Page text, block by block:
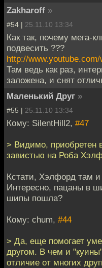
Zakharoff »
#54 | 25.11.10 13:34
Как так, почему мега-
подвесить ???
http://
Там ведь как раз,
заложена, и снят
Маленький Друг »
#55 | 25.11.10 13:34
Кому: SilentHill2, #47
> Видимо, приобретен
завистью на Роба
Кстати, Хэлфорд там и
Интересно, пацаны в
шипы пошла?
Кому: chum, #44
> Да, еще помогает
другом. В чем и
отличие от многих